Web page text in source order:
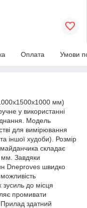
Оплата Умови
мм)
у використанні
Модель
для вимірювання
іншої худоби). Розмір
складає
Завдяки
Dneproves швидко
до місця
промивати
здатний